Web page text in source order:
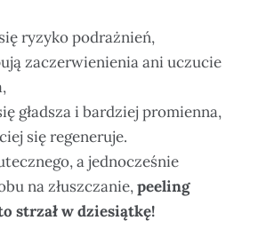
ryzyko podrażnień,
zaczerwienienia ani uczucie
gładsza i bardziej promienna,
się regeneruje.
a jednocześnie
na złuszczanie,peeling
strzał w dziesiątkę!